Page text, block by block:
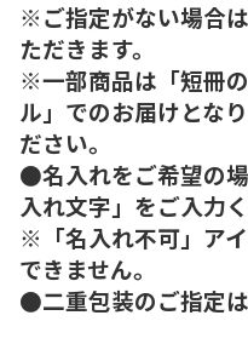
※ご指定がない場合
ただきます。
※一部商品は「短冊
ル」でのお届けとな
ださい。
●名入れをご希望の
入れ文字」をご入力く
※「名入れ不可」ア
できません。
●二重包装のご指定は